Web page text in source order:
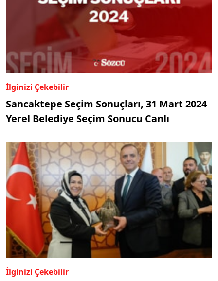
İlginizi Çekebilir
Sancaktepe Seçim Sonuçları, 31 Mart 2024
Yerel Belediye Seçim Sonucu Canlı
İlginizi Çekebilir